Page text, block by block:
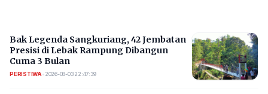
Bak Legenda Sangkuriang, 42 Jembatan
Presisi di Lebak Rampung Dibangun
Cuma 3 Bulan
PERISTIWA• 2026-08-03 22:47:39